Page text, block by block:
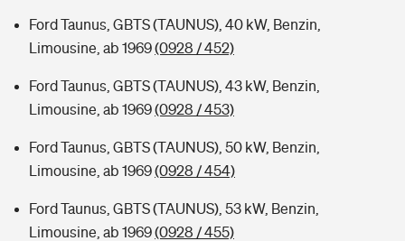
Ford Taunus, GBTS (TAUNUS), 40 kW, Benzin,
Limousine, ab 1969(0928 / 452)
Ford Taunus, GBTS (TAUNUS), 43 kW, Benzin,
Limousine, ab 1969(0928 / 453)
Ford Taunus, GBTS (TAUNUS), 50 kW, Benzin,
Limousine, ab 1969(0928 / 454)
Ford Taunus, GBTS (TAUNUS), 53 kW, Benzin,
Limousine, ab 1969(0928 / 455)